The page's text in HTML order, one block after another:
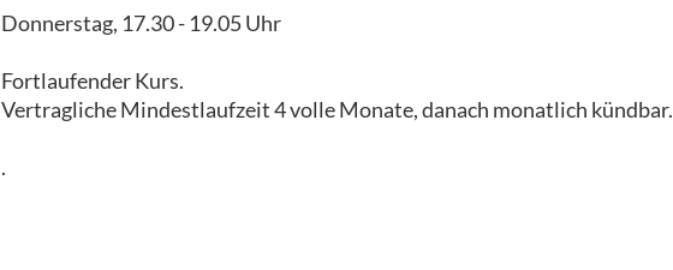
Donnerstag, 17.30 - 19.05 Uhr
Fortlaufender Kurs.
Vertragliche Mindestlaufzeit 4 volle Monate, danach monatlich kündbar.
.